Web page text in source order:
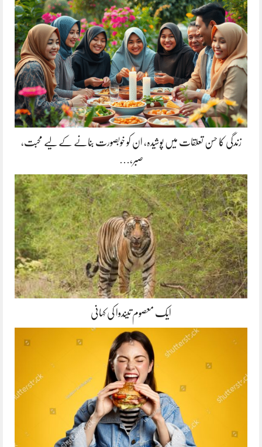
زندگی کا حسن تعلقات میں پوشیدہ, ان کو خوبصورت بنانے کے لیے محبت،
صبر،…
ایک معصوم تیندوا کی کہانی